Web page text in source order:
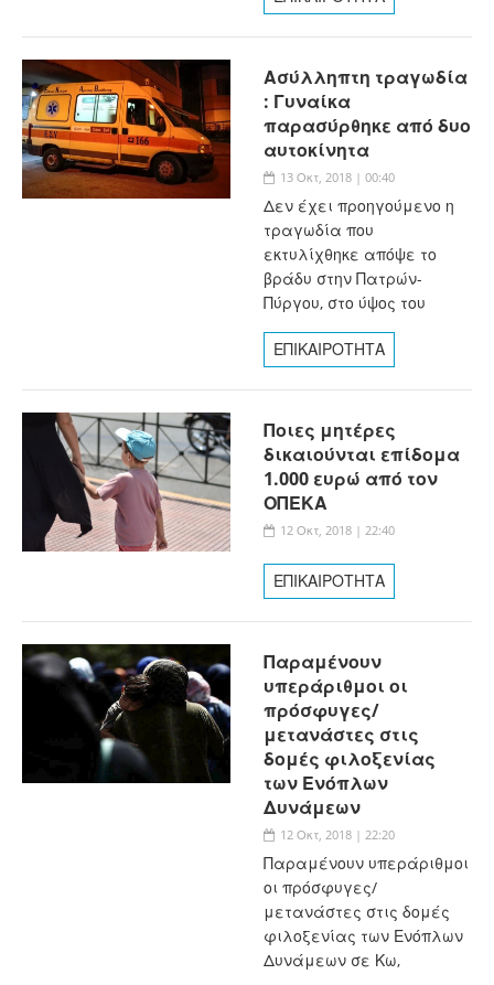
Ασύλληπτη τραγωδία
: Γυναίκα
παρασύρθηκε από δυο
αυτοκίνητα
13 Οκτ, 2018 | 00:40
Δεν έχει προηγούμενο η
τραγωδία που
εκτυλίχθηκε απόψε το
βράδυ στην Πατρών-
Πύργου, στο ύψος του
ΕΠΙΚΑΙΡΟΤΗΤΑ
Ποιες μητέρες
δικαιούνται επίδομα
1.000 ευρώ από τον
ΟΠΕΚΑ
12 Οκτ, 2018 | 22:40
ΕΠΙΚΑΙΡΟΤΗΤΑ
Παραμένουν
υπεράριθμοι οι
πρόσφυγες/
μετανάστες στις
δομές φιλοξενίας
των Ενόπλων
Δυνάμεων
12 Οκτ, 2018 | 22:20
Παραμένουν υπεράριθμοι
οι πρόσφυγες/
μετανάστες στις δομές
φιλοξενίας των Ενόπλων
Δυνάμεων σε Κω,